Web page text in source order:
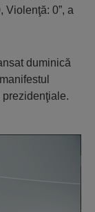
Violenţă: 0”, a
duminică